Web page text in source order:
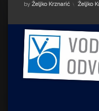
Impressum
Milenko Strižak
Drugi autori
Drugi autori
Matea Andrić
Ljiljana Lekanić-Kljaić
by Željko Krznarić Željko